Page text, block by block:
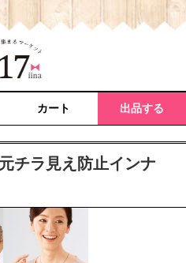
カート 出品する
チラ見え防止インナ